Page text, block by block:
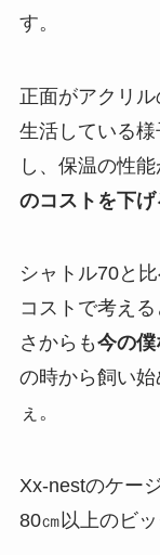
す。
正面がアクリ
生活している様
し 、 保温の性
のコストを下げ
シャトル70と
コストで考え
さからも今の
の時から飼い
ぇ。
Xx-nestのケー
80㎝以上のビッ